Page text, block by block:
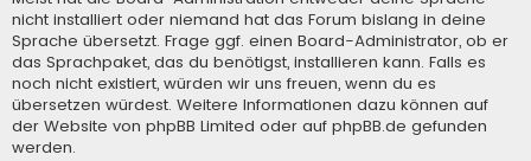
nicht installiert oder niemand hat das Forum bislang in deine
Sprache übersetzt. Frage ggf. einen Board-Administrator, ob er
das Sprachpaket, das du benötigst, installieren kann. Falls es
noch nicht existiert, würden wir uns freuen, wenn du es
übersetzen würdest. Weitere Informationen dazu können auf
der Website von phpBB Limited oder auf phpBB.de gefunden
werden.